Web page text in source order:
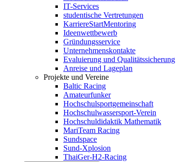
IT-Services
studentische Vertretungen
KarriereStartMentoring
Ideenwettbewerb
Gründungsservice
Unternehmenskontakte
Evaluierung und Qualitätssicherung
Anreise und Lageplan
Projekte und Vereine
Baltic Racing
Amateurfunker
Hochschulsportgemeinschaft
Hochschulwassersport-Verein
Hochschuldidaktik Mathematik
MariTeam Racing
Sundspace
Sund-Xplosion
ThaiGer-H2-Racing